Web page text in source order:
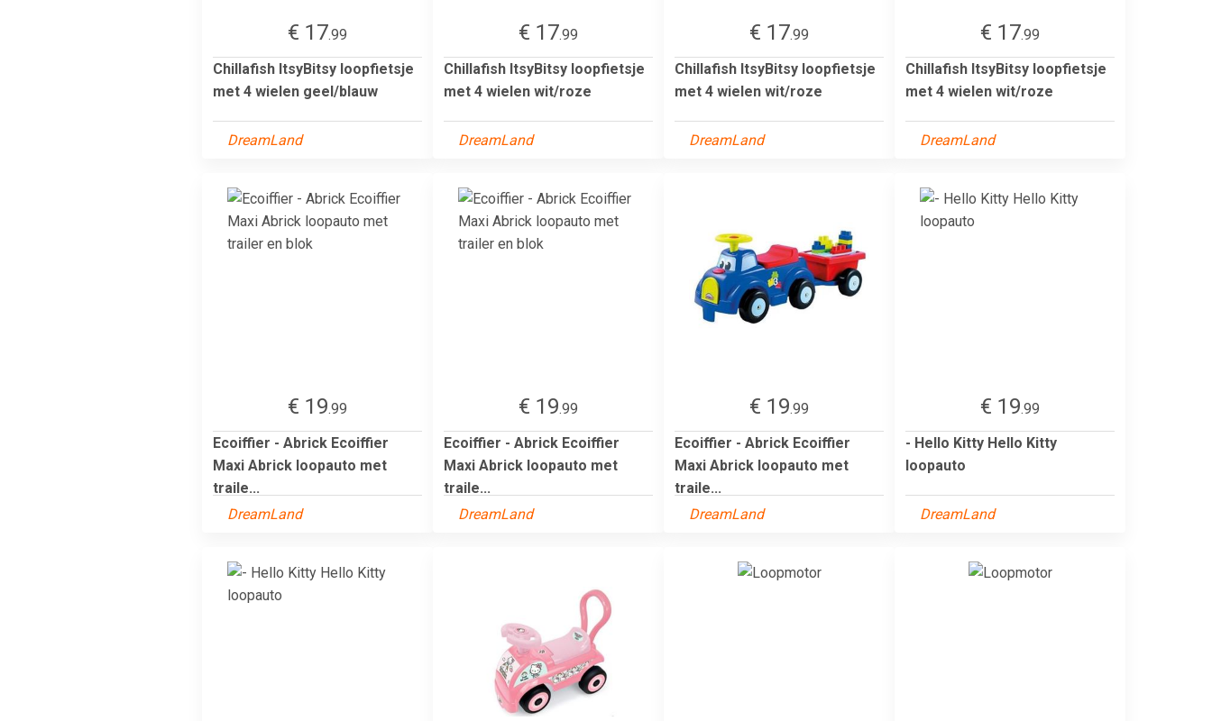
€ 17.99
Chillafish ItsyBitsy loopfietsje
met 4 wielen geel/blauw
DreamLand
€ 17.99
Chillafish ItsyBitsy loopfietsje
met 4 wielen wit/roze
DreamLand
€ 17.99
Chillafish ItsyBitsy loopfietsje
met 4 wielen wit/roze
DreamLand
€ 17.99
Chillafish ItsyBitsy loopfietsje
met 4 wielen wit/roze
DreamLand
€ 19.99
Ecoiffier - Abrick Ecoiffier
Maxi Abrick loopauto met
traile...
DreamLand
€ 19.99
Ecoiffier - Abrick Ecoiffier
Maxi Abrick loopauto met
traile...
DreamLand
€ 19.99
Ecoiffier - Abrick Ecoiffier
Maxi Abrick loopauto met
traile...
DreamLand
€ 19.99
- Hello Kitty Hello Kitty
loopauto
DreamLand